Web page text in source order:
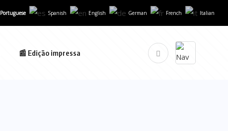
Portuguese Spanish English German French Italian
📰 Edição impressa